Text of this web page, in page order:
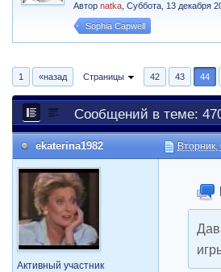
Авторnatka ,Суббота, 13 декабря
Sophia Capwell
1 «назад Страницы 42 43 44
Сообщений в теме:
ekaterina1982
Активный участник